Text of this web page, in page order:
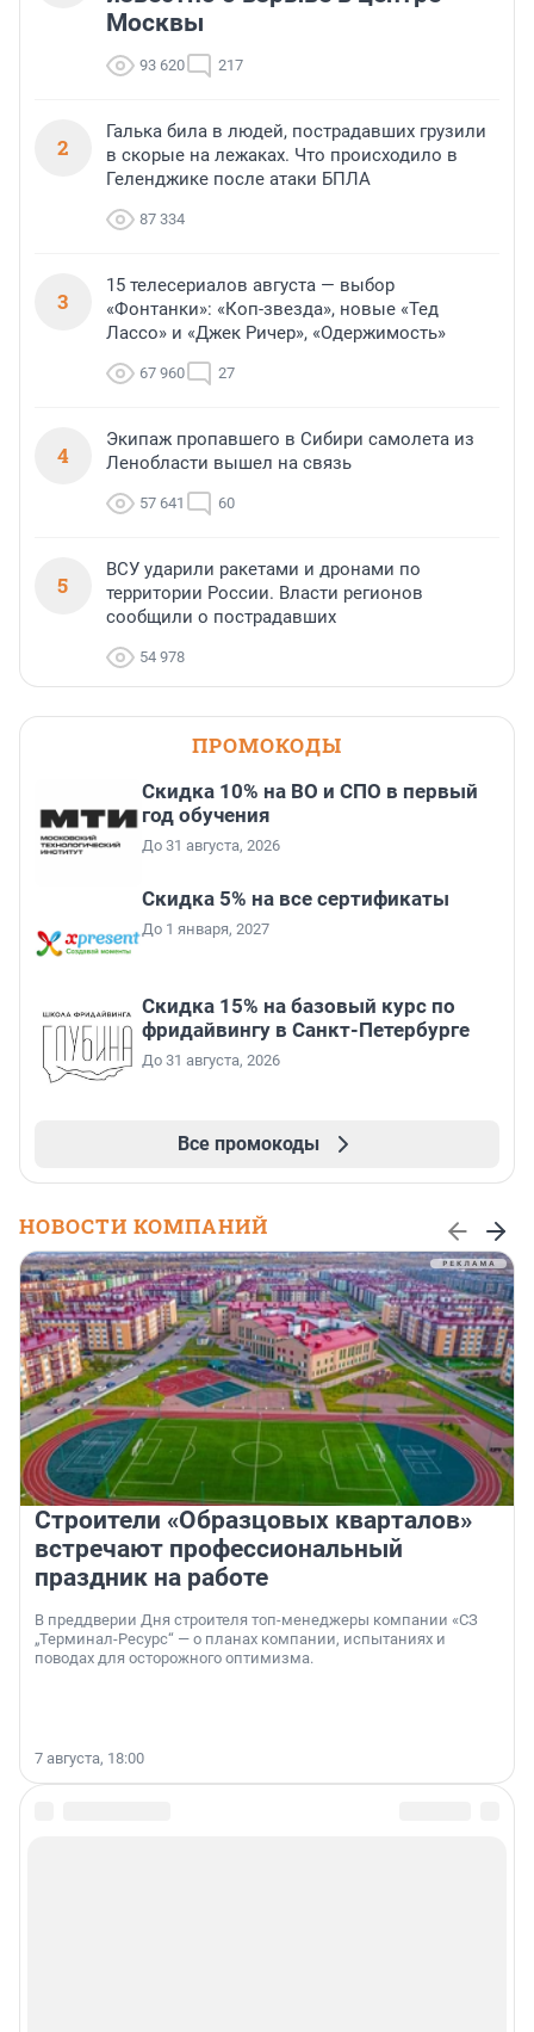
Москвы
93 620 217
2
Галька била в людей, пострадавших грузили
в скорые на лежаках. Что происходило в
Геленджике после атаки БПЛА
87 334
3
15 телесериалов августа — выбор
«Фонтанки»: «Коп-звезда», новые «Тед
Лассо» и «Джек Ричер», «Одержимость»
67 960 27
4
Экипаж пропавшего в Сибири самолета из
Ленобласти вышел на связь
57 641 60
5
ВСУ ударили ракетами и дронами по
территории России. Власти регионов
сообщили о пострадавших
54 978
ПРОМОКОДЫ
Скидка 10% на ВО и СПО в первый
год обучения
До 31 августа, 2026
Скидка 5% на все сертификаты
До 1 января, 2027
Скидка 15% на базовый курс по
фридайвингу в Санкт-Петербурге
До 31 августа, 2026
Все промокоды
НОВОСТИ КОМПАНИЙ
Строители «Образцовых кварталов»
встречают профессиональный
праздник на работе
В преддверии Дня строителя топ-менеджеры компании «СЗ
„Терминал-Ресурс“ — о планах компании, испытаниях и
поводах для осторожного оптимизма.
7 августа, 18:00